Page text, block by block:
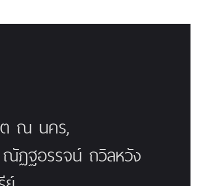
ต ณ นคร,
ฏฐอรรจน์ ถวิลหวัง